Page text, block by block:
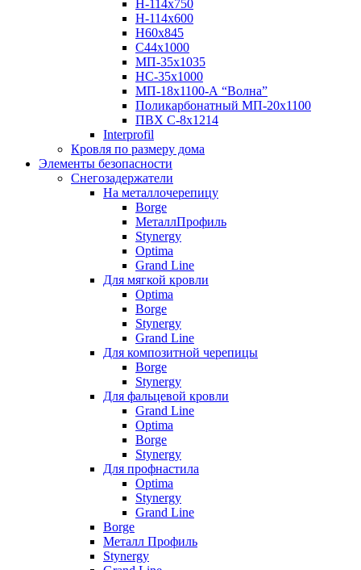
Н-114х750
Н-114х600
Н60х845
С44х1000
МП-35х1035
НС-35х1000
МП-18х1100-А “Волна”
Поликарбонатный МП-20х1100
ПВХ С-8х1214
Interprofil
Кровля по размеру дома
Элементы безопасности
Снегозадержатели
На металлочерепицу
Borge
МеталлПрофиль
Stynergy
Optima
Grand Line
Для мягкой кровли
Optima
Borge
Stynergy
Grand Line
Для композитной черепицы
Borge
Stynergy
Для фальцевой кровли
Grand Line
Optima
Borge
Stynergy
Для профнастила
Optima
Stynergy
Grand Line
Borge
Металл Профиль
Stynergy